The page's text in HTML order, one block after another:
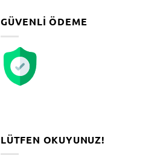
GÜVENLI ÖDEME
LÜTFEN OKUYUNUZ!